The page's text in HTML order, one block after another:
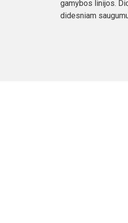
gamybos linijos.
didesniam